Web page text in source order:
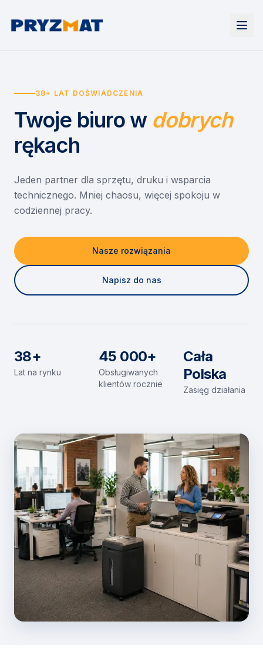
Urządzenia
Drukarki i urządzenia wielofunkcyjne
Etykiety i identyfikacja
Skanery i obieg dokumentów
Monitory interaktywne
Niszczarki dokumentów
Wynajem drukarek
Wynajem urządzeń biurowych
Asystent druku
EZD RP
Misja szkoła
Serwis
O nas
Kontakt
38+ LAT DOŚWIADCZENIA
Twoje biuro w dobrych
rękach
Jeden partner dla sprzętu, druku i wsparcia
technicznego. Mniej chaosu, więcej spokoju w
codziennej pracy.
Nasze rozwiązania
Napisz do nas
38+
Lat na rynku
45 000+
Obsługiwanych
klientów rocznie
Cała
Polska
Zasięg działania